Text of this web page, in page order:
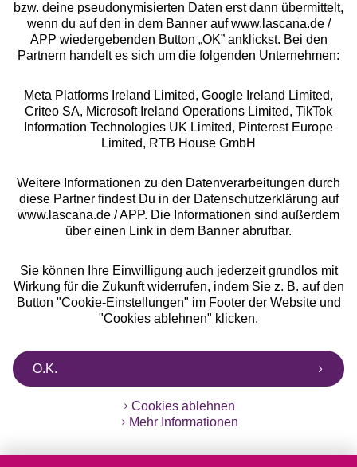
Rechtliches
Alle Preise inkl. MwSt., zzgl.
Versandkosten
** Bonität vorausgesetzt, berechtigt zur Bonitätsprüfung
bzw. deine pseudonymisierten Daten erst dann übermittelt,
wenn du auf den in dem Banner auf www.lascana.de /
APP wiedergebenden Button „OK” anklickst. Bei den
Partnern handelt es sich um die folgenden Unternehmen:
Meta Platforms Ireland Limited, Google Ireland Limited,
Criteo SA, Microsoft Ireland Operations Limited, TikTok
Information Technologies UK Limited, Pinterest Europe
Limited, RTB House GmbH
Weitere Informationen zu den Datenverarbeitungen durch
diese Partner findest Du in der Datenschutzerklärung auf
www.lascana.de / APP. Die Informationen sind außerdem
über einen Link in dem Banner abrufbar.
Sie können Ihre Einwilligung auch jederzeit grundlos mit
Wirkung für die Zukunft widerrufen, indem Sie z. B. auf den
Button "Cookie-Einstellungen" im Footer der Website und
"Cookies ablehnen" klicken.
O.K.
Cookies ablehnen
Mehr Informationen